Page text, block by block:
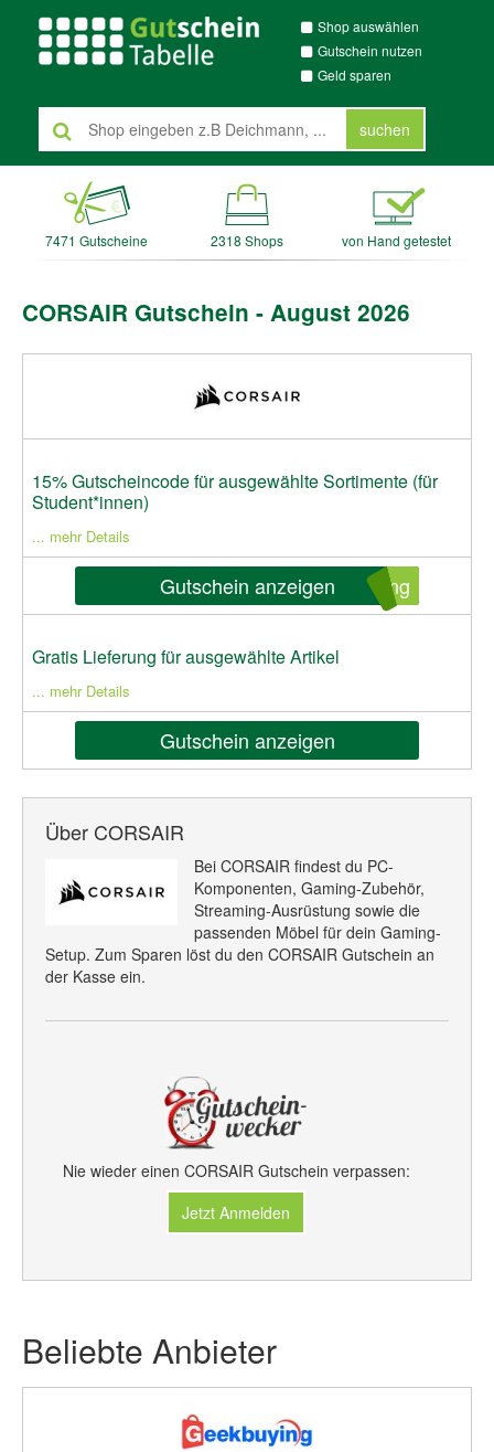
Shop auswählen
Gutschein nutzen
Geld sparen
suchen
7471 Gutscheine 2318 Shops von Hand getestet
CORSAIR Gutschein - August 2026
15% Gutscheincode für ausgewählte Sortimente (für
Student*innen)
... mehr Details
Gutschein anzeigen ung
Gratis Lieferung für ausgewählte Artikel
... mehr Details
Gutschein anzeigen
Über CORSAIR
Bei CORSAIR findest du PC-
Komponenten, Gaming-Zubehör,
Streaming-Ausrüstung sowie die
passenden Möbel für dein Gaming-
Setup. Zum Sparen löst du den CORSAIR Gutschein an
der Kasse ein.
Nie wieder einen CORSAIR Gutschein verpassen:
Jetzt Anmelden
Beliebte Anbieter